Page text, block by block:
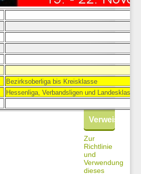
Bezirksoberliga bis Kreisklasse
Hessenliga, Verbandsligen und Landesklassen
Verweise
Zur
Richtlinie
und
Verwendung
dieses